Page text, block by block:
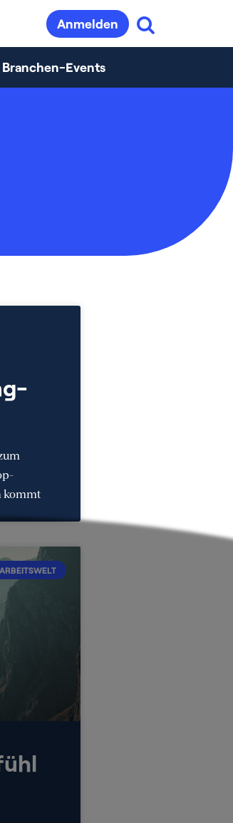
Anmelden
Branchen-Events
kommt
ARBEITSWELT